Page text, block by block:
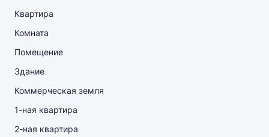
Квартира
Комната
Помещение
Здание
Коммерческая земля
1-ная квартира
2-ная квартира